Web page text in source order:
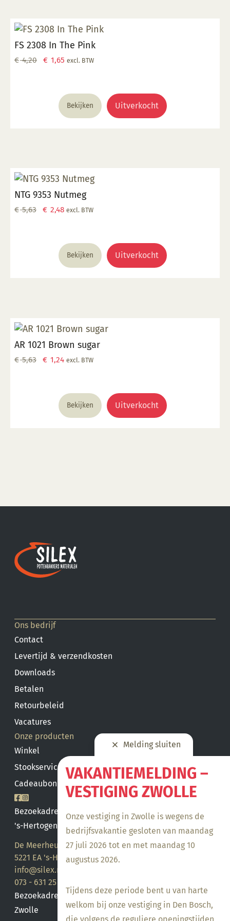
Melding sluiten
VAKANTIEMELDING –
VESTIGING ZWOLLE
Onze vestiging in Zwolle is wegens de
bedrijfsvakantie gesloten van maandag
27 juli 2026 tot en met maandag 10
augustus 2026.
Tijdens deze periode bent u van harte
welkom bij onze vestiging in Den Bosch,
FS 2308 In The Pink
€4,20
Oorspronkelijke
€ 4,20.
€ 1,65 Huidige
€ 1,65.
excl. BTW
Bekijken Uitverkocht
NTG 9353 Nutmeg
€5,63
Oorspronkelijke
€ 5,63.
€ 2,48Huidige
€ 2,48.
excl. BTW
Bekijken Uitverkocht
AR 1021 Brown sugar
€5,63
Oorspronkelijke
€ 5,63.
€ 1,24Huidige
€ 1,24.
excl. BTW
Bekijken Uitverkocht
Ons bedrijf
Contact
Levertijd & verzendkosten
Downloads
Betalen
Retourbeleid
Vacatures
Onze producten
Winkel
Stookservice
Cadeaubon saldo
Bezoekadres
's-Hertogenbosch
De Meerheuvel 21
5221 EA 's-Hertogenbosch
info@silex.nl
073 - 631 25 28
Bezoekadres
Zwolle